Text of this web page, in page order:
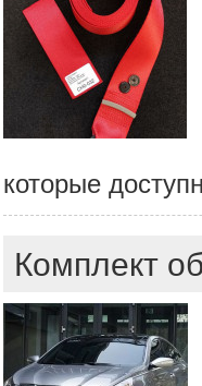
которые
Комплект